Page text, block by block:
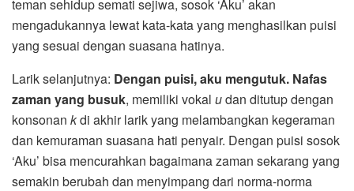
teman sehidup semati sejiwa, sosok ‘Aku’ akan
mengadukannya lewat kata-kata yang menghasilkan puisi
yang sesuai dengan suasana hatinya.
Larik selanjutnya: Dengan puisi, aku mengutuk. Nafas
zaman yang busuk, memiliki vokal udan ditutup dengan
konsonan kdi akhir larik yang melambangkan kegeraman
dan kemuraman suasana hati penyair. Dengan puisi sosok
‘Aku’ bisa mencurahkan bagaimana zaman sekarang yang
semakin berubah dan menyimpang dari norma-norma